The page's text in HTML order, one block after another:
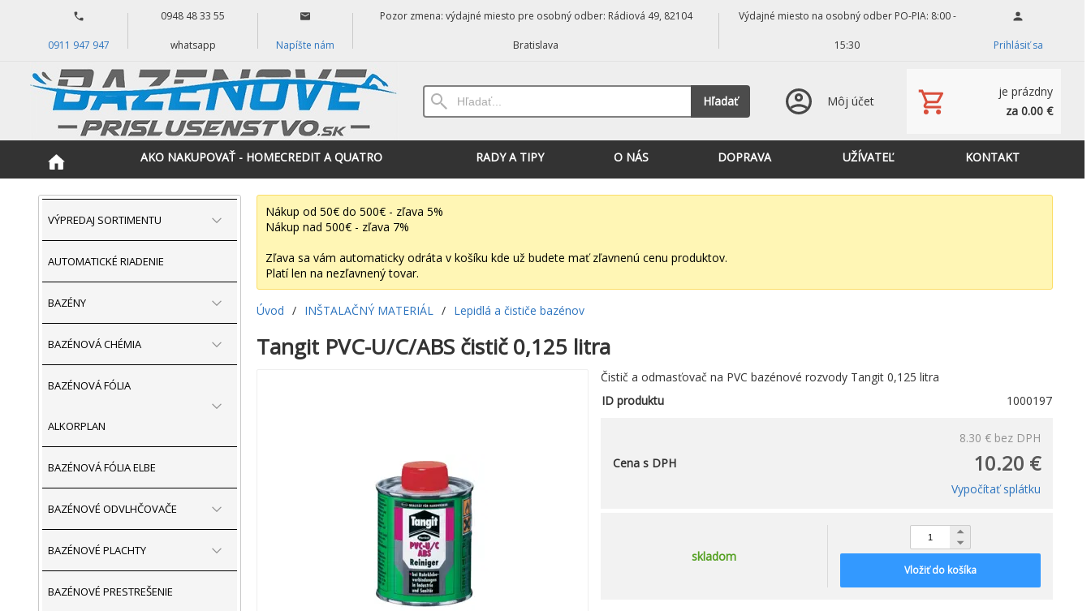
0911 947 947
0948 48 33 55
whatsapp Napíšte nám
Pozor zmena: výdajné miesto pre osobný odber: Rádiová 49, 82104
Bratislava
Výdajné miesto na osobný odber PO-PIA: 8:00 -
15:30 Prihlásiť sa
Hľadať Môj účet
je prázdny
za 0.00 €
AKO NAKUPOVAŤ - HOMECREDIT A QUATRO RADY A TIPY O NÁS DOPRAVA UŽÍVATEĽ KONTAKT
VÝPREDAJ SORTIMENTU
AUTOMATICKÉ RIADENIE
BAZÉNY
BAZÉNOVÁ CHÉMIA
BAZÉNOVÁ FÓLIA
ALKORPLAN
BAZÉNOVÁ FÓLIA ELBE
BAZÉNOVÉ ODVLHČOVAČE
BAZÉNOVÉ PLACHTY
BAZÉNOVÉ PRESTREŠENIE
Nákup od 50€ do 500€ - zľava 5%
Nákup nad 500€ - zľava 7%
Zľava sa vám automaticky odráta v košíku kde už budete mať zľavnenú cenu produktov.
Platí len na nezľavnený tovar.
Úvod / INŠTALAČNÝ MATERIÁL / Lepidlá a čističe bazénov
Tangit PVC-U/C/ABS čistič 0,125 litra
Čistič a odmasťovač na PVC bazénové rozvody Tangit 0,125 litra
ID produktu
1000197
8.30 € bez DPH
10.20 €
Cena s DPH
Vypočítať splátku
skladom
Vložiť do košíka